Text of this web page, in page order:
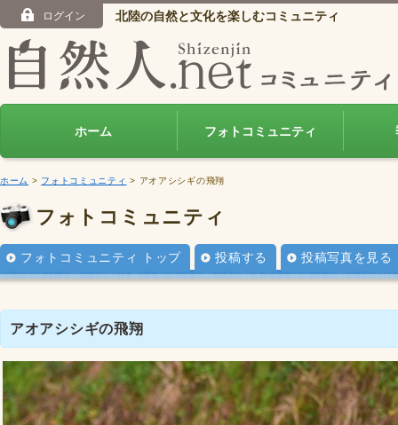
ログイン 北陸の自然と文化を楽しむコミュニティ
ホーム フォトコミュニティ
ホーム > フォトコミュニティ > アオアシシギの飛翔
フォトコミュニティ
フォトコミュニティ トップ 投稿する 投稿写真を見る
アオアシシギの飛翔